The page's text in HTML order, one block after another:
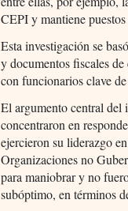
CEPI y mantiene
Esta investigación se
y documentos fiscales
con funcionarios clave
El argumento central del
concentraron en
ejercieron su liderazgo
Organizaciones no
para maniobrar y no
subóptimo, en términos